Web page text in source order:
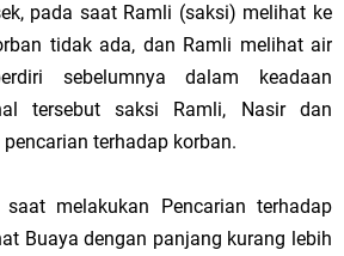
pada saat Ramli (saksi) melihat ke
tidak ada, dan Ramli melihat air
sebelumnya dalam keadaan
tersebut saksi Ramli, Nasir dan
terhadap korban.
melakukan Pencarian terhadap
Buaya dengan panjang kurang lebih